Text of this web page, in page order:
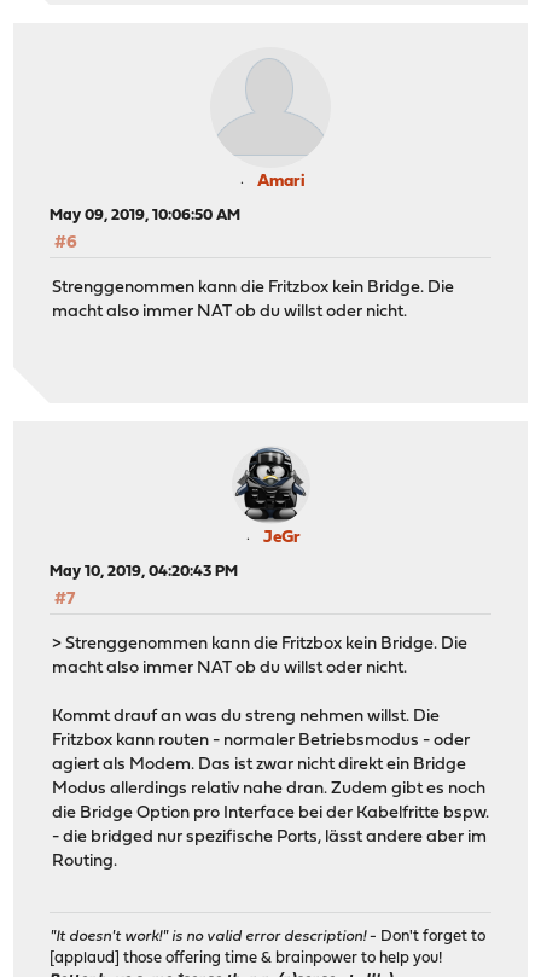
Amari
May 09, 2019, 10:06:50 AM
#6
Strenggenommen kann die Fritzbox kein Bridge. Die
macht also immer NAT ob du willst oder nicht.
JeGr
May 10, 2019, 04:20:43 PM
#7
> Strenggenommen kann die Fritzbox kein Bridge. Die
macht also immer NAT ob du willst oder nicht.
Kommt drauf an was du streng nehmen willst. Die
Fritzbox kann routen - normaler Betriebsmodus - oder
agiert als Modem. Das ist zwar nicht direkt ein Bridge
Modus allerdings relativ nahe dran. Zudem gibt es noch
die Bridge Option pro Interface bei der Kabelfritte bspw.
- die bridged nur spezifische Ports, lässt andere aber im
Routing.
"It doesn't work!" is no valid error description!- Don't forget to
[applaud] those offering time & brainpower to help you!